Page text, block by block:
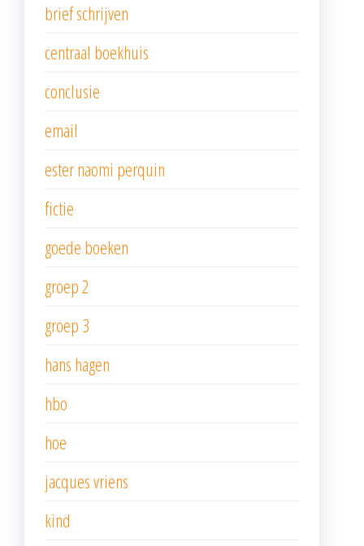
brief schrijven
centraal boekhuis
conclusie
email
ester naomi perquin
fictie
goede boeken
groep 2
groep 3
hans hagen
hbo
hoe
jacques vriens
kind